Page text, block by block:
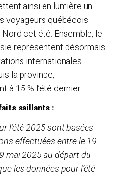
ainsi en lumière un
voyageurs québécois
Nord cet été. Ensemble, le
représentent désormais
internationales
la province,
à 15 % l’été dernier.
saillants :
l’été 2025 sont basées
effectuées entre le 19
mai 2025 au départ du
les données pour l’été